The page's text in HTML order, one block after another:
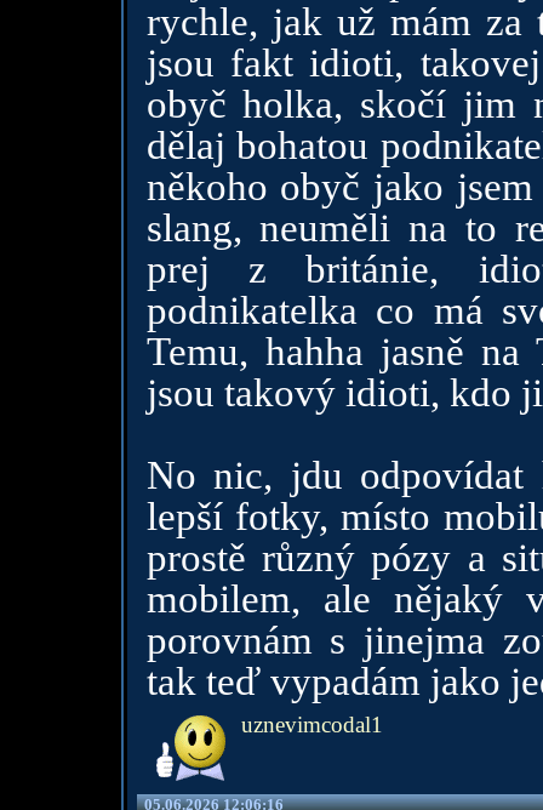
rychle, jak už mám za
jsou fakt idioti,
obyč holka, skočí jim
dělaj bohatou
někoho obyč jako
slang, neuměli na to
prej z británie,
podnikatelka co má
Temu, hahha jasně
jsou takový idioti, kdo
No nic, jdu odpovídat
lepší fotky, místo
prostě různý pózy a
mobilem, ale nějaký
porovnám s jinejma
tak teď vypadám jako
uznevimcodal1
05.06.2026 12:06:16